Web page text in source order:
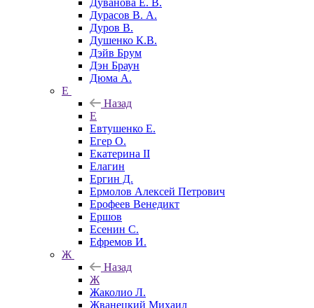
Дуванова Е. В.
Дурасов В. А.
Дуров В.
Душенко К.В.
Дэйв Брум
Дэн Браун
Дюма А.
Е
Назад
Е
Евтушенко Е.
Егер О.
Екатерина II
Елагин
Ергин Д.
Ермолов Алексей Петрович
Ерофеев Венедикт
Ершов
Есенин С.
Ефремов И.
Ж
Назад
Ж
Жаколио Л.
Жванецкий Михаил